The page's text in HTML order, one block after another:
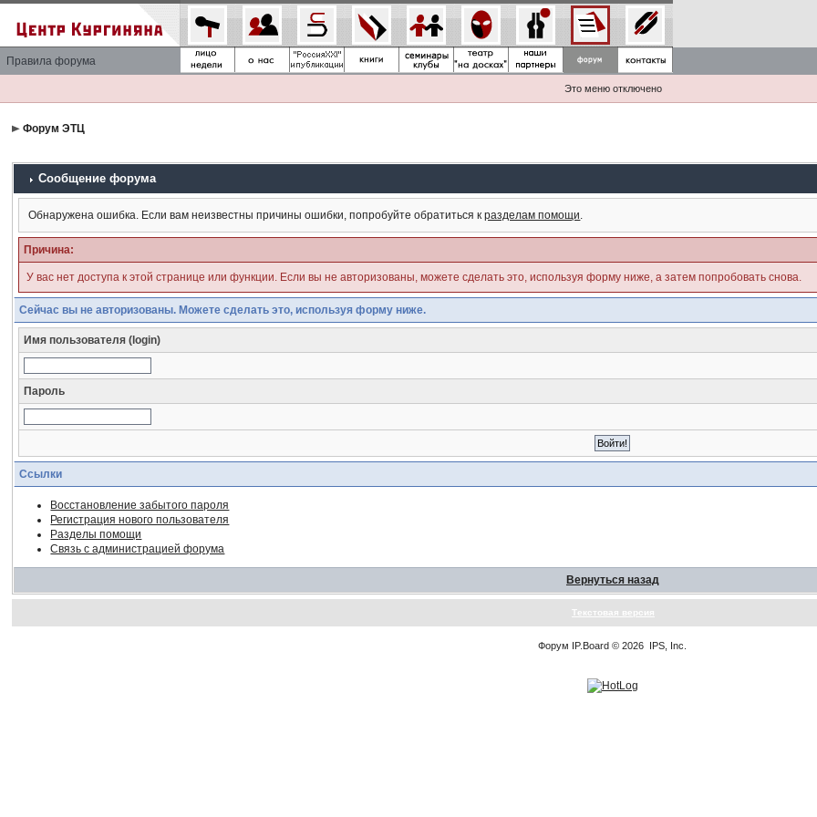
Правила форума
Это меню отключено
Форум ЭТЦ
Сообщение форума
Обнаружена ошибка. Если вам неизвестны причины ошибки, попробуйте обратиться кразделам помощи.
Причина:
У вас нет доступа к этой странице или функции. Если вы не авторизованы, можете сделать это, используя форму ниже, а затем попробовать снова.
Сейчас вы не авторизованы. Можете сделать это, используя форму ниже.
Имя пользователя (login)
Пароль
Ссылки
Восстановление забытого пароля
Регистрация нового пользователя
Разделы помощи
Связь с администрацией форума
Вернуться назад
Текстовая версия
Форум IP.Board © 2026 IPS, Inc